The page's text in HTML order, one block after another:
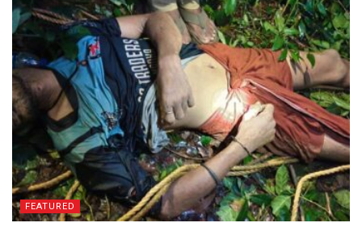
FEATURED